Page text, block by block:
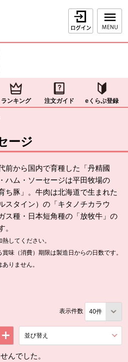
ログイン
です。
プする
ランキング 注文ガイド eくらぶ登録
ージ
前から国内で育種した「丹精國
ハム・ソーセージは平田牧場の
ち豚」。牛肉は北海道で生まれた
スタイン）の「キタノチカラウ
ス種・日本短角種の「放牧牛」の
。
してください。
味（消費）期限は製造日からの日数です。
りません。
表示件数
並び替え
んでした。